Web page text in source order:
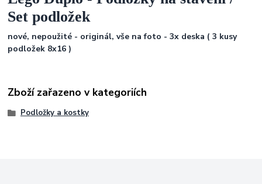
Set podložek
nové, nepoužité - originál, vše na foto - 3x deska ( 3 kusy
podložek 8x16 )
Zboží zařazeno v kategoriích
Podložky a kostky